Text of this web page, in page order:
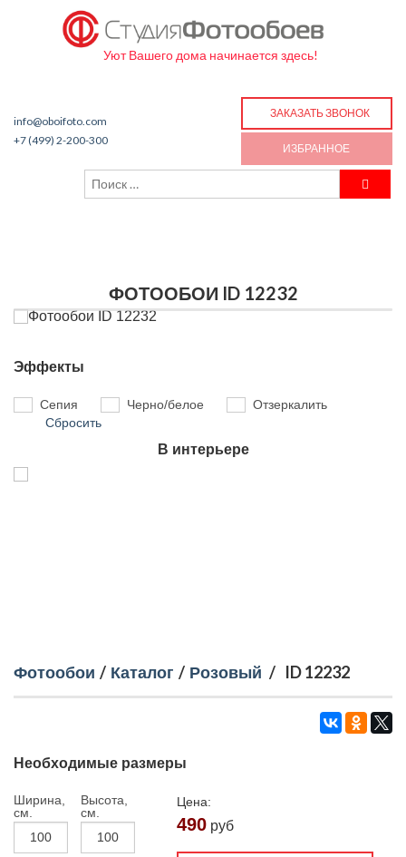
Уют Вашего дома начинается здесь!
info@oboifoto.com
+7 (499) 2-200-300
ЗАКАЗАТЬ ЗВОНОК
ИЗБРАННОЕ
ФОТООБОИ ID 12232
Эффекты
Сепия Черно/белое
Отзеркалить
Сбросить
В интерьере
Фотообои / Каталог / Розовый / ID 12232
Необходимые размеры
Ширина,
см.
Высота,
см.
Цена:
490 руб